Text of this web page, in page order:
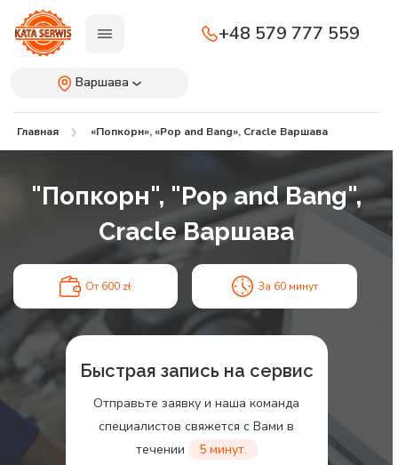
+48 579 777 559
Варшава
Главная «Попкорн», «Pop and Bang», Cracle Варшава
"Попкорн", "Pop and Bang",
Cracle Варшава
От 600 zł За 60 минут
Быстрая запись на сервис
Отправьте заявку и наша команда
специалистов свяжется с Вами в
течении
5 минут.